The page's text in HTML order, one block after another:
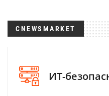
CNEWSMARKET
ИТ-